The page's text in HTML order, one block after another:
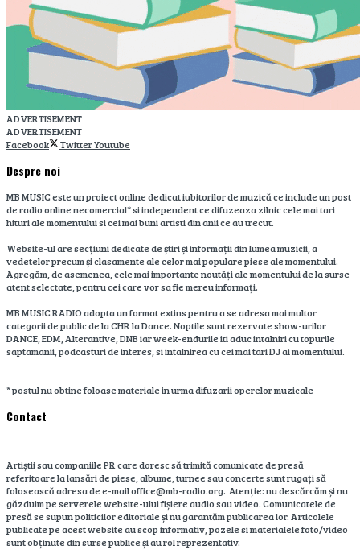
ADVERTISEMENT
ADVERTISEMENT
Facebook
TwitterYoutube
Despre noi
MB MUSIC este un proiect online dedicat iubitorilor de muzică ce include un post
de radio online necomercial* si independent ce difuzeaza zilnic cele mai tari
hituri ale momentului si cei mai buni artisti din anii ce au trecut.
Website-ul are secțiuni dedicate de știri și informații din lumea muzicii, a
vedetelor precum și clasamente ale celor mai populare piese ale momentului.
Agregăm, de asemenea, cele mai importante noutăți ale momentului de la surse
atent selectate, pentru cei care vor sa fie mereu informați.
MB MUSIC RADIO adopta un format extins pentru a se adresa mai multor
categorii de public de la CHR la Dance. Noptile sunt rezervate show-urilor
DANCE, EDM, Alterantive, DNB iar week-endurile iti aduc intalniri cu topurile
saptamanii, podcasturi de interes, si intalnirea cu cei mai tari DJ ai momentului.
* postul nu obtine foloase materiale in urma difuzarii operelor muzicale
Contact
Artiștii sau companiile PR care doresc să trimită comunicate de presă
referitoare la lansări de piese, albume, turnee sau concerte sunt rugați să
folosească adresa de e-mail office@mb-radio.org. Atenție: nu descărcăm și nu
găzduim pe serverele website-ului fișiere audio sau video. Comunicatele de
presă se supun politicilor editoriale și nu garantăm publicarea lor. Articolele
publicate pe acest website au scop informativ, pozele si materialele foto/video
sunt obținute din surse publice și au rol reprezentativ.